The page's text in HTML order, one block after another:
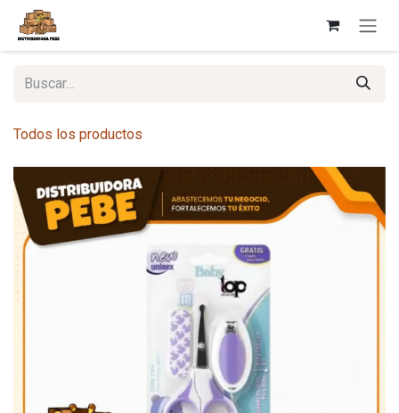
Ir al contenido
Todos los productos